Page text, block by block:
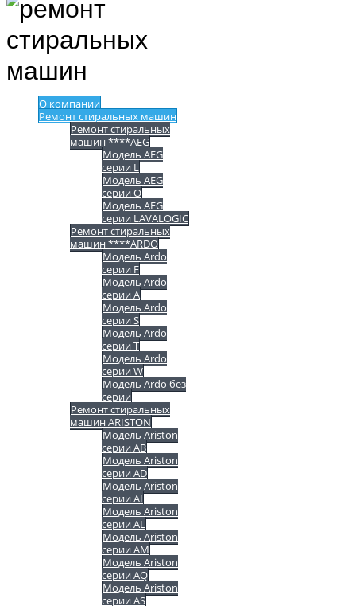
О компании
Ремонт стиральных машин
Ремонт стиральных
машин ****AEG
Модель AEG
серии L
Модель AEG
серии O
Модель AEG
серии LAVALOGIC
Ремонт стиральных
машин ****ARDO
Модель Ardo
серии F
Модель Ardo
серии A
Модель Ardo
серии S
Модель Ardo
серии T
Модель Ardo
серии W
Модель Ardo без
серии
Ремонт стиральных
машин ARISTON
Модель Ariston
серии AB
Модель Ariston
серии AD
Модель Ariston
серии AI
Модель Ariston
серии AL
Модель Ariston
серии AM
Модель Ariston
серии AQ
Модель Ariston
серии AS